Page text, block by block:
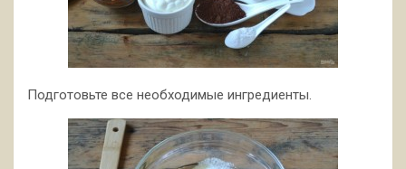
Подготовьте все необходимые ингредиенты.